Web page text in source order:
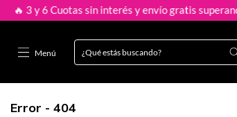
y 6 Cuotas sin interés y envío gratis superando +
Menú
Error - 404